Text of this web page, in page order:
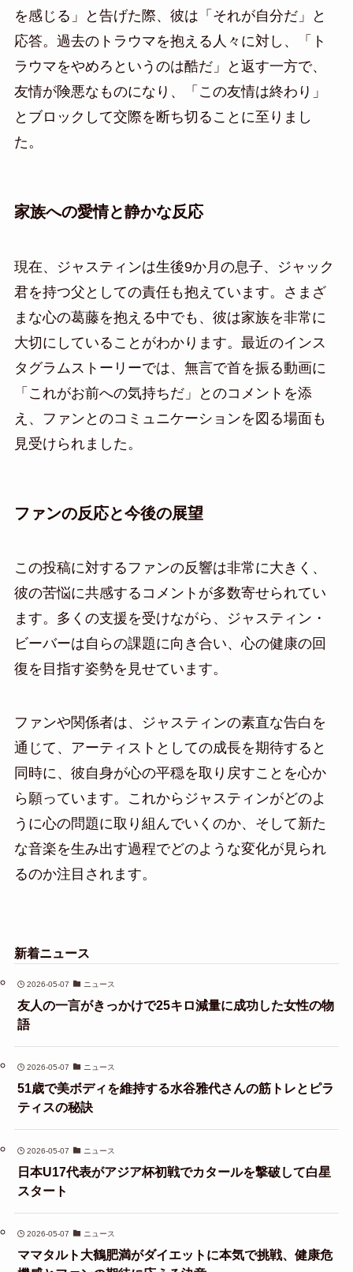
を感じる」と告げた際、彼は「それが自分だ」と
応答。過去のトラウマを抱える人々に対し、「ト
ラウマをやめろというのは酷だ」と返す一方で、
友情が険悪なものになり、「この友情は終わり」
とブロックして交際を断ち切ることに至りまし
た。
家族への愛情と静かな反応
現在、ジャスティンは生後9か月の息子、ジャック
君を持つ父としての責任も抱えています。さまざ
まな心の葛藤を抱える中でも、彼は家族を非常に
大切にしていることがわかります。最近のインス
タグラムストーリーでは、無言で首を振る動画に
「これがお前への気持ちだ」とのコメントを添
え、ファンとのコミュニケーションを図る場面も
見受けられました。
ファンの反応と今後の展望
この投稿に対するファンの反響は非常に大きく、
彼の苦悩に共感するコメントが多数寄せられてい
ます。多くの支援を受けながら、ジャスティン・
ビーバーは自らの課題に向き合い、心の健康の回
復を目指す姿勢を見せています。
ファンや関係者は、ジャスティンの素直な告白を
通じて、アーティストとしての成長を期待すると
同時に、彼自身が心の平穏を取り戻すことを心か
ら願っています。これからジャスティンがどのよ
うに心の問題に取り組んでいくのか、そして新た
な音楽を生み出す過程でどのような変化が見られ
るのか注目されます。
新着ニュース
2026-05-07 ニュース
友人の一言がきっかけで25キロ減量に成功した女性の物
語
2026-05-07 ニュース
51歳で美ボディを維持する水谷雅代さんの筋トレとピラ
ティスの秘訣
2026-05-07 ニュース
日本U17代表がアジア杯初戦でカタールを撃破して白星
スタート
2026-05-07 ニュース
ママタルト大鶴肥満がダイエットに本気で挑戦、健康危